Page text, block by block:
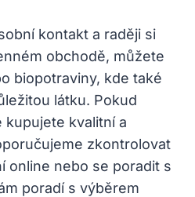
kontakt a raději si
obchodě, můžete
biopotraviny, kde také
látku. Pokud
kvalitní a
zkontrolovat
online nebo se poradit s
poradí s výběrem